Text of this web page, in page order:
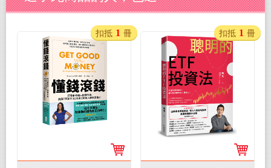
扣抵 1 冊 扣抵 1 冊